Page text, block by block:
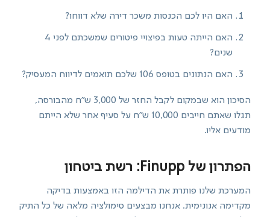
האם היו לכם הכנסות משכר דירה שלא דווחו?
האם הייתה טעות בפיצויי פיטורים שמשכתם לפני 4
שנים?
האם הנתונים בטופס 106 שלכם תואמים לדיווח המעסיק?
הסיכון הוא שבמקום לקבל החזר של 3,000 ש"ח מהבורסה,
תגלו שאתם חייבים 10,000 ש"ח על סעיף אחר שלא הייתם
מודעים אליו.
הפתרון של Finupp: רשת ביטחון
המערכת שלנו פותרת את הדילמה הזו באמצעות בדיקה
מקדימה אנונימית. אנחנו מבצעים סימולציה מלאה של כל התיק